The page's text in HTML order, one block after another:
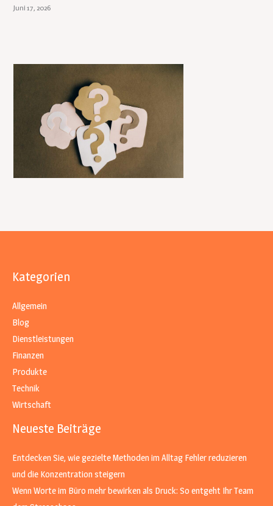
Juni 17, 2026
Kategorien
Allgemein
Blog
Dienstleistungen
Finanzen
Produkte
Technik
Wirtschaft
Neueste Beiträge
Entdecken Sie, wie gezielte Methoden im Alltag Fehler reduzieren
und die Konzentration steigern
Wenn Worte im Büro mehr bewirken als Druck: So entgeht Ihr Team